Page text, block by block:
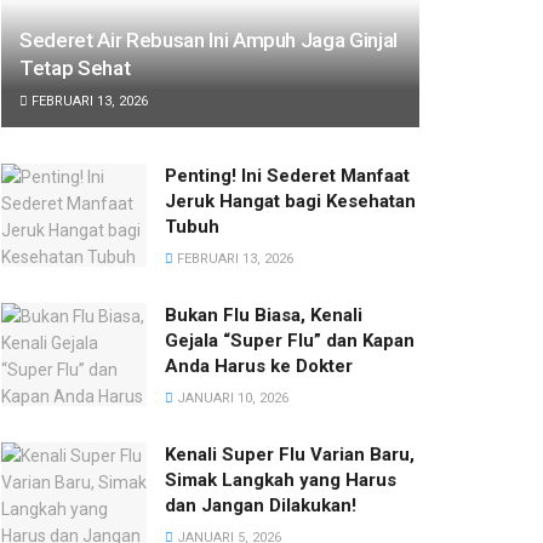
Sederet Air Rebusan Ini Ampuh Jaga Ginjal
Tetap Sehat
FEBRUARI 13, 2026
Penting! Ini Sederet Manfaat
Jeruk Hangat bagi Kesehatan
Tubuh
FEBRUARI 13, 2026
Bukan Flu Biasa, Kenali
Gejala “Super Flu” dan Kapan
Anda Harus ke Dokter
JANUARI 10, 2026
Kenali Super Flu Varian Baru,
Simak Langkah yang Harus
dan Jangan Dilakukan!
JANUARI 5, 2026